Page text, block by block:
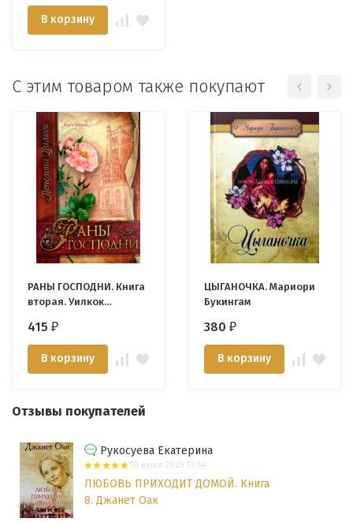
В корзину
С этим товаром также покупают
РАНЫ ГОСПОДНИ. Книга
вторая. Уилкок
415 ₽
В корзину
ЦЫГАНОЧКА. Мариори
Букингам
380 ₽
В корзину
Отзывы покупателей
Рукосуева Екатерина
10 июня 2025 13:54
ЛЮБОВЬ ПРИХОДИТ ДОМОЙ. Книга
8. Джанет Оак